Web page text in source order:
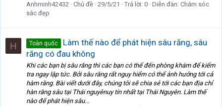
Anhminh42432 Chủ đề 29/5/21 Trả lời: 0 Diễn đàn: Chăm sóc
sắc đẹp
H Toàn quốc
Làm thế nào để phát hiện sâu răng, sâu
răng có đau không
Khi các bạn bị sâu răng thì các bạn có thể đến phòng khám để kiểm
tra ngay lập tức. Bởi sâu răng rất nguy hiểm có thể ảnh hưởng tới cả
hàm răng. Bài viết dưới đây, chúng tôi sẽ chia sẻ tới các bạn địa chỉ
hàn răng sâu tại Thái nguyênuy tín nhất tại Thái Nguyên. Làm thế
nào để phát hiện sâu...